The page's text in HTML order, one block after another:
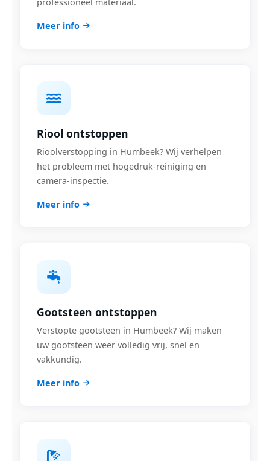
Meer info
Riool ontstoppen
Rioolverstopping in Humbeek? Wij verhelpen
het probleem met hogedruk-reiniging en
camera-inspectie.
Meer info
Gootsteen ontstoppen
Verstopte gootsteen in Humbeek? Wij maken
uw gootsteen weer volledig vrij, snel en
vakkundig.
Meer info